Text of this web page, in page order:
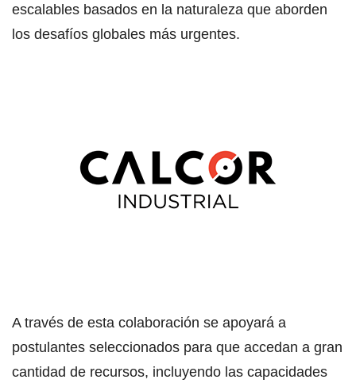
escalables basados ​​en la naturaleza que aborden
los desafíos globales más urgentes.
A través de esta colaboración se apoyará a
postulantes seleccionados para que accedan a gran
cantidad de recursos, incluyendo las capacidades